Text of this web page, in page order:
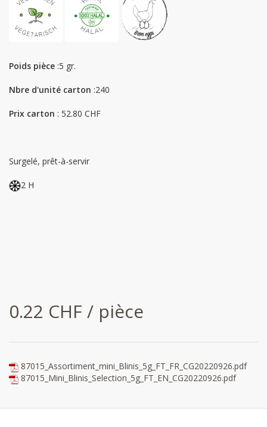
Poids pièce :5 gr.
Nbre d'unité carton :240
Prix carton : 52.80 CHF
Surgelé, prêt-à-servir
2 H
0.22 CHF / pièce
87015_Assortiment_mini_Blinis_5g_FT_FR_CG20220926.pdf
87015_Mini_Blinis_Selection_5g_FT_EN_CG20220926.pdf